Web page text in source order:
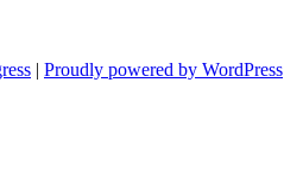
| Proudly powered by WordPress